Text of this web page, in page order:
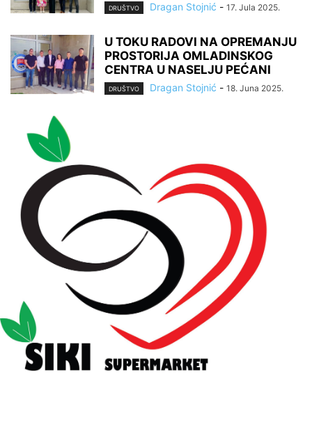
DRUŠTVO Dragan Stojnić - 17. Jula 2025.
U TOKU RADOVI NA OPREMANJU
PROSTORIJA OMLADINSKOG
CENTRA U NASELJU PEĆANI
DRUŠTVO Dragan Stojnić - 18. Juna 2025.